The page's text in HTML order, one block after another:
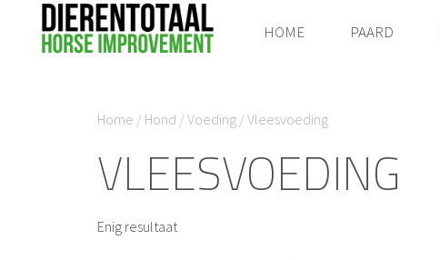
HOME PAARD
Home / Hond /Voeding / Vleesvoeding
VLEESVOEDING
Enig resultaat